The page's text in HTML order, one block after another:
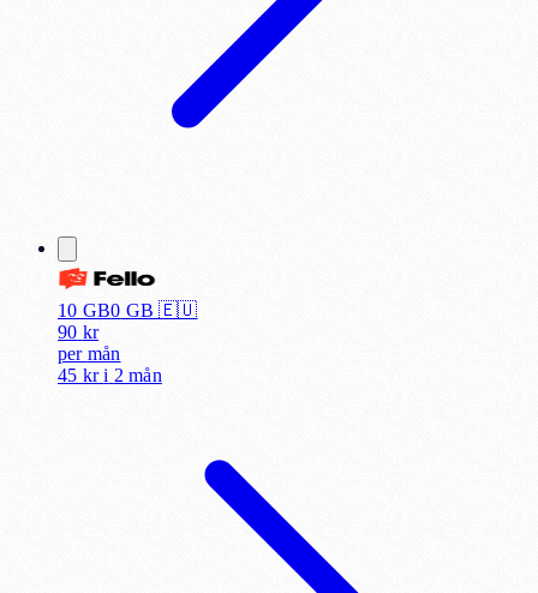
10 GB0 GB 🇪🇺
90 kr
per mån
45 kr i 2 mån